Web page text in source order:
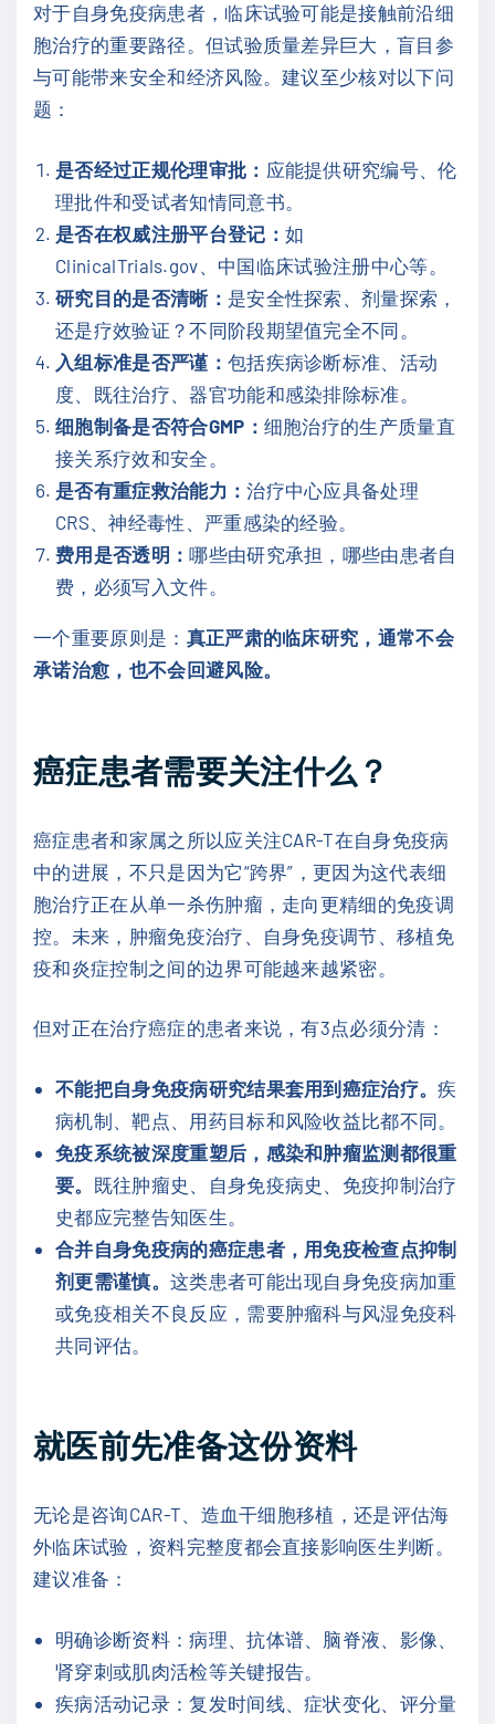
对于自身免疫病患者，临床试验可能是接触前沿细
胞治疗的重要路径。但试验质量差异巨大，盲目参
与可能带来安全和经济风险。建议至少核对以下问
题：
是否经过正规伦理审批： 应能提供研究编号、伦
理批件和受试者知情同意书。
是否在权威注册平台登记： 如
ClinicalTrials.gov、中国临床试验注册中心等。
研究目的是否清晰： 是安全性探索、剂量探索，
还是疗效验证？不同阶段期望值完全不同。
入组标准是否严谨： 包括疾病诊断标准、活动
度、既往治疗、器官功能和感染排除标准。
细胞制备是否符合GMP： 细胞治疗的生产质量直
接关系疗效和安全。
是否有重症救治能力：治疗中心应具备处理
CRS、神经毒性、严重感染的经验。
费用是否透明：哪些由研究承担，哪些由患者自
费，必须写入文件。
一个重要原则是： 真正严肃的临床研究，通常不会
承诺治愈，也不会回避风险。
癌症患者需要关注什么？
癌症患者和家属之所以应关注CAR-T在自身免疫病
中的进展，不只是因为它“跨界”，更因为这代表细
胞治疗正在从单一杀伤肿瘤，走向更精细的免疫调
控。未来，肿瘤免疫治疗、自身免疫调节、移植免
疫和炎症控制之间的边界可能越来越紧密。
但对正在治疗癌症的患者来说，有3点必须分清：
不能把自身免疫病研究结果套用到癌症治疗。疾
病机制、靶点、用药目标和风险收益比都不同。
免疫系统被深度重塑后，感染和肿瘤监测都很重
要。 既往肿瘤史、自身免疫病史、免疫抑制治疗
史都应完整告知医生。
合并自身免疫病的癌症患者，用免疫检查点抑制
剂更需谨慎。 这类患者可能出现自身免疫病加重
或免疫相关不良反应，需要肿瘤科与风湿免疫科
共同评估。
就医前先准备这份资料
无论是咨询CAR-T、造血干细胞移植，还是评估海
外临床试验，资料完整度都会直接影响医生判断。
建议准备：
明确诊断资料：病理、抗体谱、脑脊液、影像、
肾穿刺或肌肉活检等关键报告。
疾病活动记录：复发时间线、症状变化、评分量